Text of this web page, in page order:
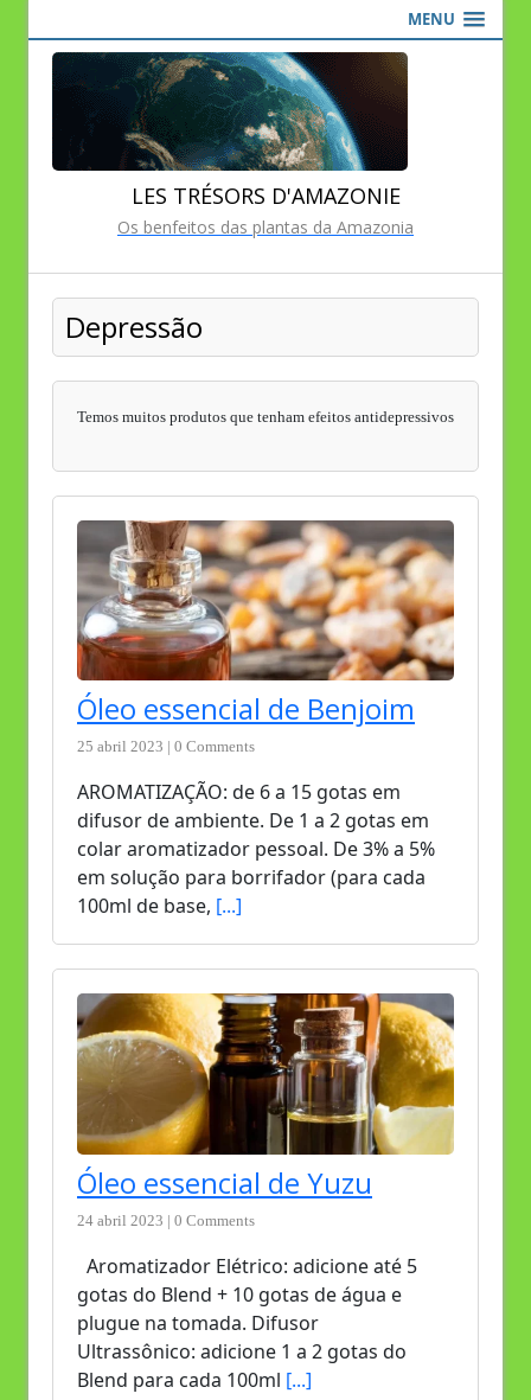
MENU
LES TRÉSORS D'AMAZONIE
Os benfeitos das plantas da Amazonia
Depressão
Temos muitos produtos que tenham efeitos antidepressivos
Óleo essencial de Benjoim
25 abril 2023 | 0 Comments
AROMATIZAÇÃO: de 6 a 15 gotas em
difusor de ambiente. De 1 a 2 gotas em
colar aromatizador pessoal. De 3% a 5%
em solução para borrifador (para cada
100ml de base, [...]
Óleo essencial de Yuzu
24 abril 2023 | 0 Comments
Aromatizador Elétrico: adicione até 5
gotas do Blend + 10 gotas de água e
plugue na tomada. Difusor
Ultrassônico: adicione 1 a 2 gotas do
Blend para cada 100ml [...]